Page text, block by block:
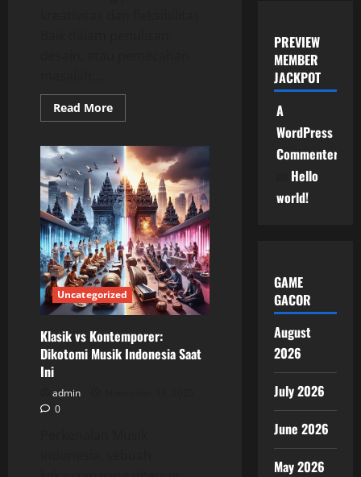
Read MoreRead
more
ragu
untuk
memodifikasi
atau
menggabungkannya
sesuai
kebutuhan!
Uncategorized
Klasik vs Kontemporer:
Dikotomi Musik Indonesia Saat
Ini
admin
0
PREVIEW
MEMBER
JACKPOT
A
WordPress
Commenter
Hello
world!
GAME
GACOR
August
2026
July 2026
June 2026
May 2026